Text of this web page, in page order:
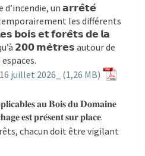
d’incendie, un 𝗮𝗿𝗿𝗲̂𝘁𝗲́
les différents
𝗯𝗼𝗶𝘀 𝗲𝘁 𝗳𝗼𝗿𝗲̂𝘁𝘀 𝗱𝗲 𝗹𝗮
𝟮𝟬𝟬 𝗺𝗲̀𝘁𝗿𝗲𝘀 autour de
espaces.
juillet 2026_
𝐚𝐮 𝐁𝐨𝐢𝐬 𝐝𝐮 𝐃𝐨𝐦𝐚𝐢𝐧𝐞
𝐞𝐬𝐭 𝐩𝐫𝐞́𝐬𝐞𝐧𝐭 𝐬𝐮𝐫 𝐩𝐥𝐚𝐜𝐞.
chacun doit être vigilant